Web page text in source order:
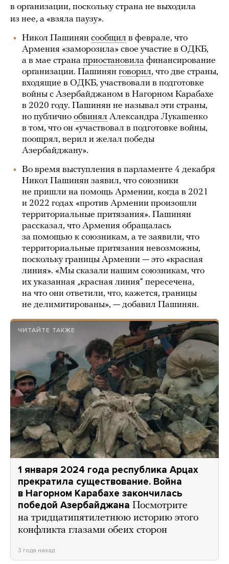
в организации, поскольку страна не выходила
из нее, а «взяла паузу».
Никол Пашинян сообщил в феврале, что
Армения «заморозила» свое участие в ОДКБ,
а в мае страна приостановила финансирование
организации. Пашинян говорил, что две страны,
входящие в ОДКБ, участвовали в подготовке
войны с Азербайджаном в Нагорном Карабахе
в 2020 году. Пашинян не называл эти страны,
но публично обвинял Александра Лукашенко
в том, что он «участвовал в подготовке войны,
поощрял, верил и желал победы
Азербайджану».
Во время выступления в парламенте 4 декабря
Никол Пашинян заявил, что союзники
не пришли на помощь Армении, когда в 2021
и 2022 годах «против Армении произошли
территориальные притязания». Пашинян
рассказал, что Армения обращалась
за помощью к союзникам, а те заявили, что
территориальные притязания невозможны,
поскольку границы Армении — это «красная
линия». «Мы сказали нашим союзникам, что
их указанная „красная линия“ пересечена,
на что они ответили, что, кажется, границы
не делимитированы», — добавил Пашинян.
ЧИТАЙТЕ ТАКЖЕ
1 января 2024 года республика Арцах
прекратила существование. Война
в Нагорном Карабахе закончилась
победой Азербайджана Посмотрите
на тридцатипятилетнюю историю этого
конфликта глазами обеих сторон
3 года назад